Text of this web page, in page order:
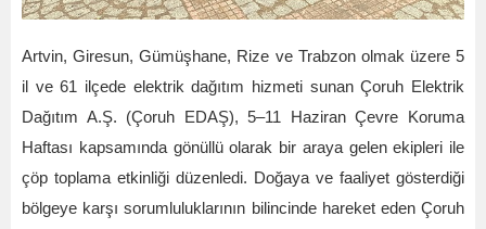
Artvin, Giresun, Gümüşhane, Rize ve Trabzon olmak üzere 5
il ve 61 ilçede elektrik dağıtım hizmeti sunan Çoruh Elektrik
Dağıtım A.Ş. (Çoruh EDAŞ), 5–11 Haziran Çevre Koruma
Haftası kapsamında gönüllü olarak bir araya gelen ekipleri ile
çöp toplama etkinliği düzenledi. Doğaya ve faaliyet gösterdiği
bölgeye karşı sorumluluklarının bilincinde hareket eden Çoruh